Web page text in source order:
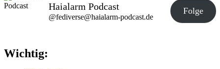
Haialarm Podcast
@fediverse@haialarm-podcast.de
Folge
Wichtig: